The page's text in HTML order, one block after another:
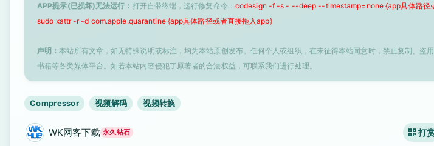
APP提示(已损坏)无法运行： 打开自带终端，运行修复命令： codesign -f -s - --deep --timestamp=none {app具体路径
sudo xattr -r -d com.apple.quarantine {app具体路径或者直接拖入app}
声明：本站所有文章，如无特殊说明或标注，均为本站原创发布。任何个人或组织，在未征得本站同意时，禁止复制、盗
书籍等各类媒体平台。如若本站内容侵犯了原著者的合法权益，可联系我们进行处理。
Compressor 视频解码 视频转换
WK网客下载 永久钻石 打